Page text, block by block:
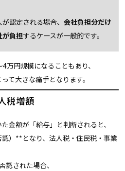
認定される場合、 会社負担分だけ
が負担するケースが一般的です。
万円規模になることもあり、
て大きな痛手となります。
税増額
金額が「給与」と判断されると、
）**となり、法人税・住民税・事業
認された場合、